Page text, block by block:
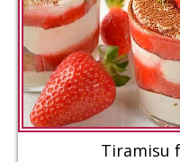
Tiramisu